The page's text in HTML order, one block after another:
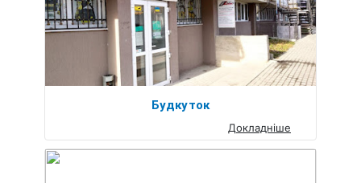
Будкуток
Докладніше